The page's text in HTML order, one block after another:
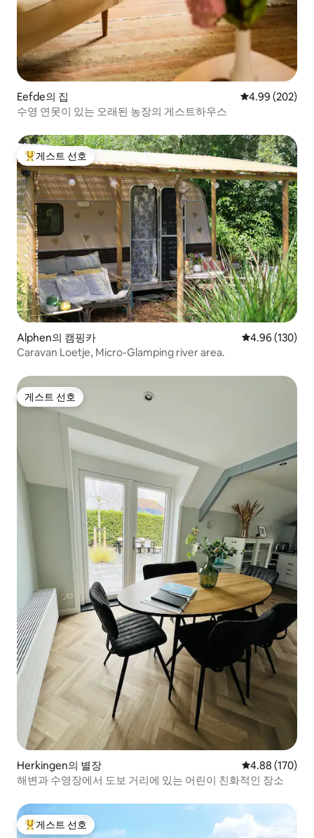
Eefde의 집 평점 4.99점(5
4.99 (202)
수영 연못이 있는 오래된 농장의 게스트하우스
상위 게스트 선호
게스트 선호
Alphen의 캠핑카 평점 4.96점(5
4.96 (130)
Caravan Loetje, Micro-Glamping river area.
게스트 선호
게스트 선호
Herkingen의 별장 평점 4.88점(5
4.88 (170)
해변과 수영장에서 도보 거리에 있는 어린이 친화적인 장소
상위 게스트 선호
게스트 선호